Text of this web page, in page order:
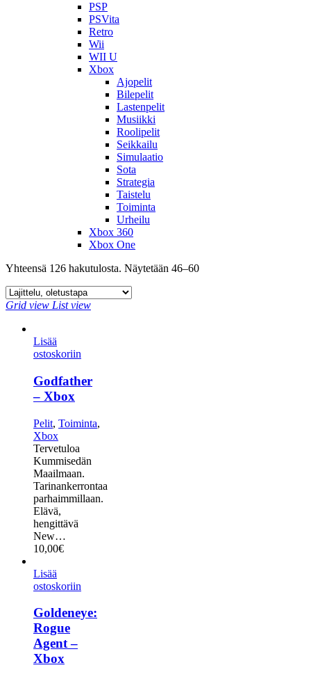
PSP
PSVita
Retro
Wii
WII U
Xbox
Ajopelit
Bilepelit
Lastenpelit
Musiikki
Roolipelit
Seikkailu
Simulaatio
Sota
Strategia
Taistelu
Toiminta
Urheilu
Xbox 360
Xbox One
Yhteensä 126 hakutulosta. Näytetään 46–60
Grid view List view
Lisää
ostoskoriin
Godfather
– Xbox
Pelit, Toiminta,
Xbox
Tervetuloa
Kummisedän
Maailmaan.
Tarinankerrontaa
parhaimmillaan.
Elävä,
hengittävä
New…
10,00€
Lisää
ostoskoriin
Goldeneye:
Rogue
Agent –
Xbox